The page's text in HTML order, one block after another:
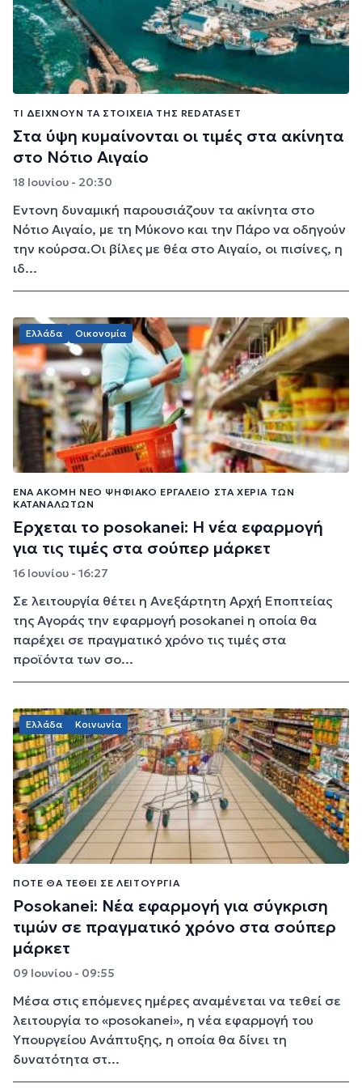
ΤΙ ΔΕΊΧΝΟΥΝ ΤΑ ΣΤΟΙΧΕΊΑ ΤΗΣ REDATASET
Στα ύψη κυμαίνονται οι τιμές στα ακίνητα
στο Νότιο Αιγαίο
18 Ιουνίου - 20:30
Έντονη δυναμική παρουσιάζουν τα ακίνητα στο
Νότιο Αιγαίο, με τη Μύκονο και την Πάρο να οδηγούν
την κούρσα.Οι βίλες με θέα στο Αιγαίο, οι πισίνες, η
ιδ...
Ελλάδα Οικονομία
ΈΝΑ ΑΚΌΜΗ ΝΈΟ ΨΗΦΙΑΚΌ ΕΡΓΑΛΕΊΟ ΣΤΑ ΧΈΡΙΑ ΤΩΝ
ΚΑΤΑΝΑΛΩΤΏΝ
Έρχεται το posokanei: Η νέα εφαρμογή
για τις τιμές στα σούπερ μάρκετ
16 Ιουνίου - 16:27
Σε λειτουργία θέτει η Ανεξάρτητη Αρχή Εποπτείας
της Αγοράς την εφαρμογή posokanei η οποία θα
παρέχει σε πραγματικό χρόνο τις τιμές στα
προϊόντα των σο...
Ελλάδα Κοινωνία
ΠΌΤΕ ΘΑ ΤΕΘΕΊ ΣΕ ΛΕΙΤΟΥΡΓΊΑ
Posokanei: Νέα εφαρμογή για σύγκριση
τιμών σε πραγματικό χρόνο στα σούπερ
μάρκετ
09 Ιουνίου - 09:55
Μέσα στις επόμενες ημέρες αναμένεται να τεθεί σε
λειτουργία το «posokanei», η νέα εφαρμογή του
Υπουργείου Ανάπτυξης, η οποία θα δίνει τη
δυνατότητα στ...